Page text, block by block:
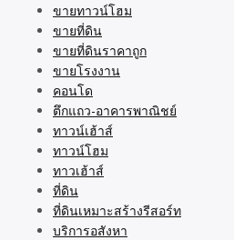
ขายทาวน์โฮม
ขายที่ดิน
ขายที่ดินราคาถูก
ขายโรงงาน
คอนโด
ตึกแถว-อาคารพาณิชย์
ทาวน์เฮ้าส์
ทาวน์โฮม
ทาวเฮ้าส์
ที่ดิน
ที่ดินเหมาะสร้างรีสอร์ท
บริการอสังหา